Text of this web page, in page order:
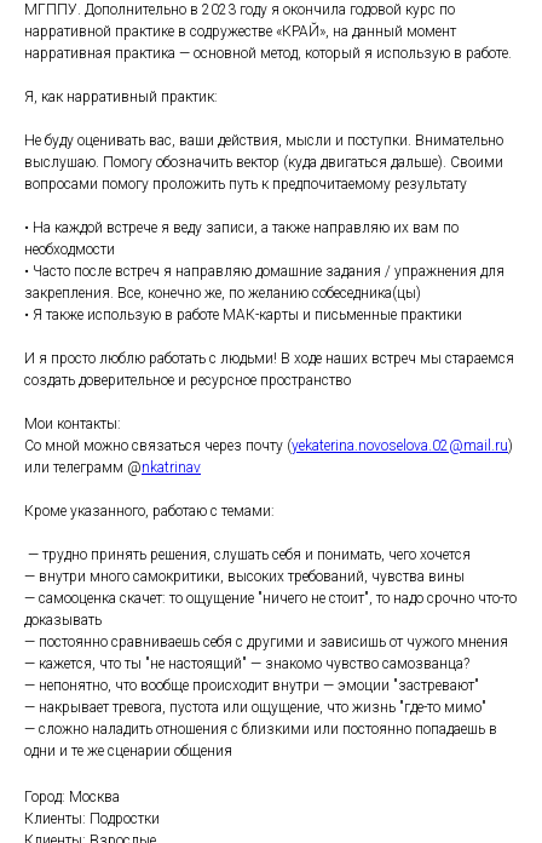
МГППУ. Дополнительно в 2023 году я окончила годовой курс по
нарративной практике в содружестве «КРАЙ», на данный момент
нарративная практика — основной метод, который я использую в работе.
Я, как нарративный практик:
Не буду оценивать вас, ваши действия, мысли и поступки. Внимательно
выслушаю. Помогу обозначить вектор (куда двигаться дальше). Своими
вопросами помогу проложить путь к предпочитаемому результату
• На каждой встрече я веду записи, а также направляю их вам по
необходмости
• Часто после встреч я направляю домашние задания / упражнения для
закрепления. Все, конечно же, по желанию собеседника(цы)
• Я также использую в работе МАК-карты и письменные практики
И я просто люблю работать с людьми! В ходе наших встреч мы стараемся
создать доверительное и ресурсное пространство
Мои контакты:
Со мной можно связаться через почту (yekaterina.novoselova.02@mail.ru)
или телеграмм @nkatrinav
Кроме указанного, работаю с темами:
— трудно принять решения, слушать себя и понимать, чего хочется
— внутри много самокритики, высоких требований, чувства вины
— самооценка скачет: то ощущение "ничего не стоит", то надо срочно что-то
доказывать
— постоянно сравниваешь себя с другими и зависишь от чужого мнения
— кажется, что ты "не настоящий" — знакомо чувство самозванца?
— непонятно, что вообще происходит внутри — эмоции "застревают"
— накрывает тревога, пустота или ощущение, что жизнь "где-то мимо"
— сложно наладить отношения с близкими или постоянно попадаешь в
одни и те же сценарии общения
Город: Москва
Клиенты: Подростки